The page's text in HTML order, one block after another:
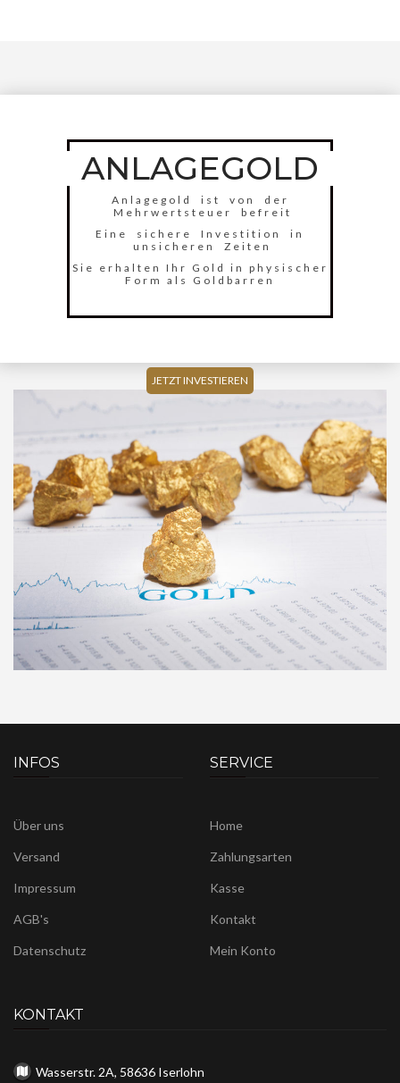
ANLAGEGOLD
Anlagegold ist von der
Mehrwertsteuer befreit
Eine sichere Investition in
unsicheren Zeiten
Sie erhalten Ihr Gold in physischer
Form als Goldbarren
JETZT INVESTIEREN
INFOS
Über uns
Versand
Impressum
AGB's
Datenschutz
SERVICE
Home
Zahlungsarten
Kasse
Kontakt
Mein Konto
KONTAKT
Wasserstr. 2A, 58636 Iserlohn